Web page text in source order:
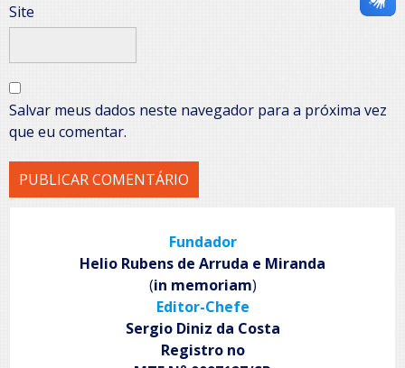
Site
Salvar meus dados neste navegador para a próxima vez
que eu comentar.
Fundador
Helio Rubens de Arruda e Miranda
(in memoriam)
Editor-Chefe
Sergio Diniz da Costa
Registro no